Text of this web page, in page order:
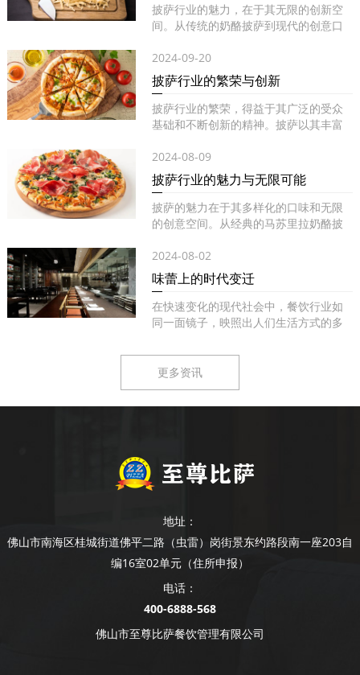
披萨行业的魅力，在于其无限的创新空
间。从传统的奶酪披萨到现代的创意口
2024-09-20
披萨行业的繁荣与创新
披萨行业的繁荣，得益于其广泛的受众
基础和不断创新的精神。披萨以其丰富
2024-08-09
披萨行业的魅力与无限可能
披萨的魅力在于其多样化的口味和无限
的创意空间。从经典的马苏里拉奶酪披
2024-08-02
味蕾上的时代变迁
在快速变化的现代社会中，餐饮行业如
同一面镜子，映照出人们生活方式的多
更多资讯
地址：
佛山市南海区桂城街道佛平二路（虫雷）岗街景东约路段南一座203自
编16室02单元（住所申报）
电话：
400-6888-568
佛山市至尊比萨餐饮管理有限公司